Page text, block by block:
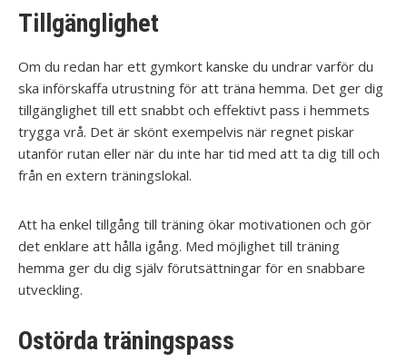
Tillgänglighet
Om du redan har ett gymkort kanske du undrar varför du
ska införskaffa utrustning för att träna hemma. Det ger dig
tillgänglighet till ett snabbt och effektivt pass i hemmets
trygga vrå. Det är skönt exempelvis när regnet piskar
utanför rutan eller när du inte har tid med att ta dig till och
från en extern träningslokal.
Att ha enkel tillgång till träning ökar motivationen och gör
det enklare att hålla igång. Med möjlighet till träning
hemma ger du dig själv förutsättningar för en snabbare
utveckling.
Ostörda träningspass